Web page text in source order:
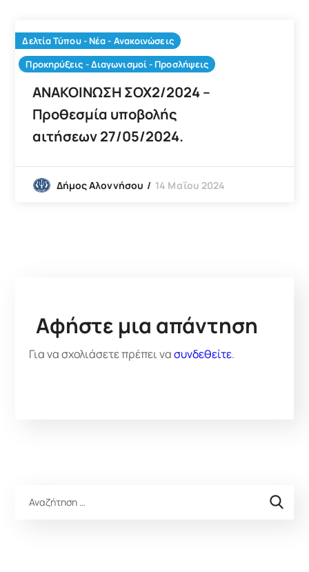
Δελτία Τύπου - Νέα - Ανακοινώσεις
Προκηρύξεις - Διαγωνισμοί - Προσλήψεις
ΑΝΑΚΟΙΝΩΣΗ ΣΟΧ2/2024 –
Προθεσμία υποβολής
αιτήσεων 27/05/2024.
Δήμος Αλοννήσου 14 Μαΐου 2024
Αφήστε μια απάντηση
Για να σχολιάσετε πρέπει νασυνδεθείτε.